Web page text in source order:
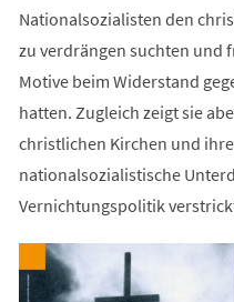
Nationalsozialisten den
zu verdrängen suchten und
Motive beim Widerstand
hatten. Zugleich zeigt sie
christlichen Kirchen und
nationalsozialistische
Vernichtungspolitik